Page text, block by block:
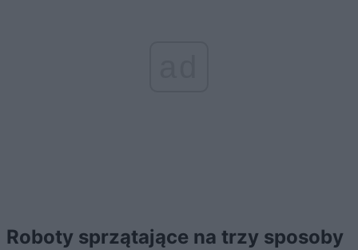
Roboty sprzątające na trzy sposoby